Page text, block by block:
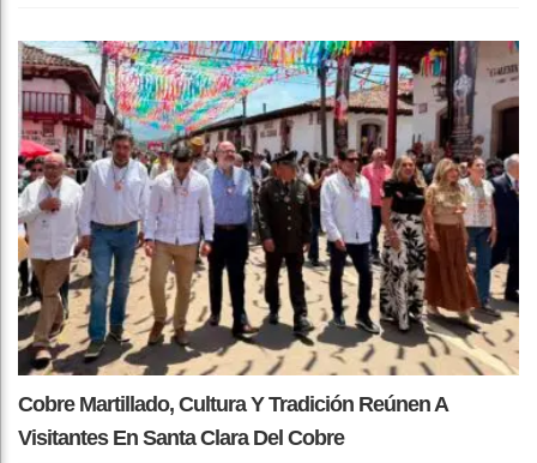
Cobre Martillado, Cultura Y Tradición Reúnen A
Visitantes En Santa Clara Del Cobre